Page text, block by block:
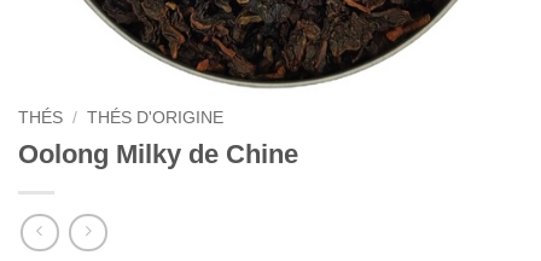
THÉS / THÉS D'ORIGINE
Oolong Milky de Chine